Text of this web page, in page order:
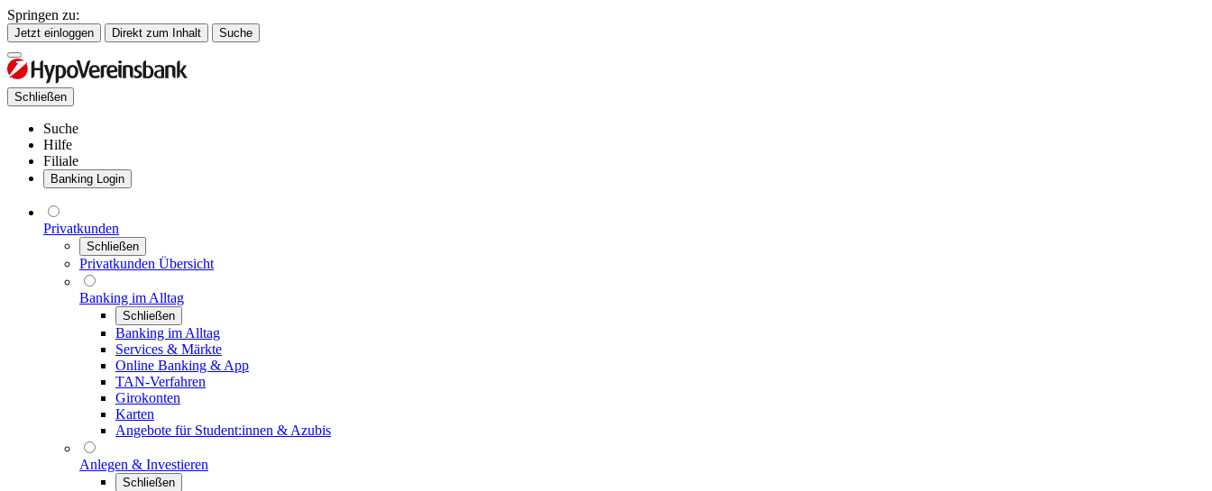
Springen zu:
Jetzt einloggen Direkt zum Inhalt Suche
Schließen
Suche
Hilfe
Filiale
Banking Login
Privatkunden
Schließen
Privatkunden Übersicht
Banking im Alltag
Schließen
Banking im Alltag
Services & Märkte
Online Banking & App
TAN-Verfahren
Girokonten
Karten
Angebote für Student:innen & Azubis
Anlegen & Investieren
Schließen